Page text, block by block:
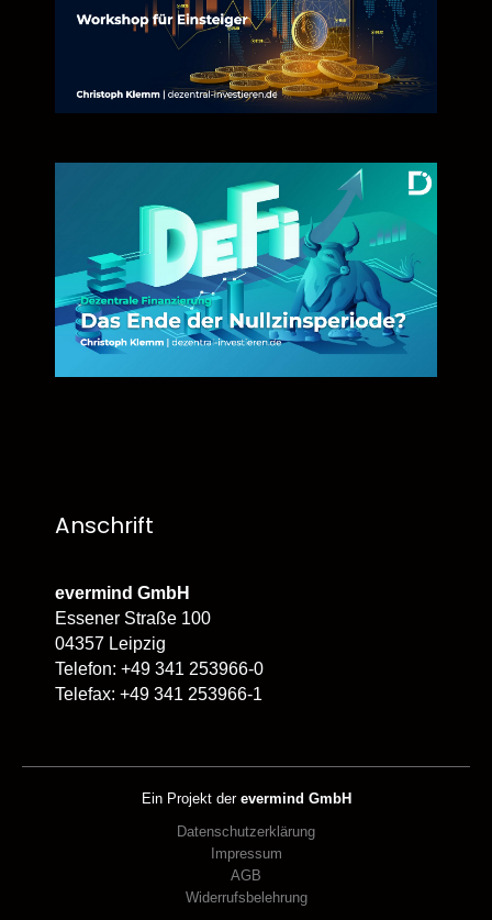
Anschrift
evermind GmbH
Essener Straße 100
04357 Leipzig
Telefon: +49 341 253966-0
Telefax: +49 341 253966-1
Ein Projekt der evermind GmbH
Datenschutzerklärung
Impressum
AGB
Widerrufsbelehrung